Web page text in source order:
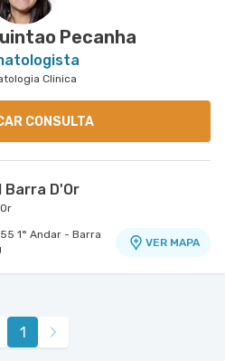
Pecanha
Clinica
CONSULTA
Barra D'Or
1° Andar - Barra
VER MAPA
1